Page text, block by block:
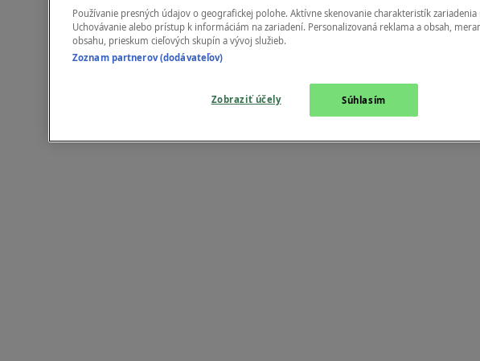
Používanie presných údajov o geografickej polohe. Aktívne skenovanie charakteristík
Uchovávanie alebo prístup k informáciám na zariadení. Personalizovaná reklama a obsah,
obsahu, prieskum cieľových skupín a vývoj služieb.
Zoznam partnerov (dodávateľov)
Súhlasím
Zobraziť účely